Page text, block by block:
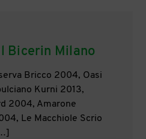
Bicerin Milano
Bricco 2004, Oasi
Kurni 2013,
2004, Amarone
Le Macchiole Scrio